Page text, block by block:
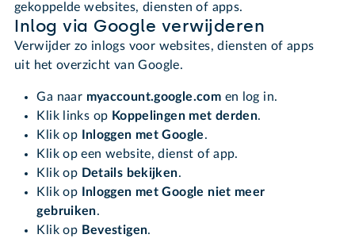
gekoppelde websites, diensten of apps.
Inlog via Google verwijderen
Verwijder zo inlogs voor websites, diensten of apps
uit het overzicht van Google.
Ga naar myaccount.google.com en log in.
Klik links op Koppelingen met derden.
Klik op
Inloggen met Google.
Klik op een website, dienst of app.
Klik op Details bekijken.
Klik op
Inloggen met Google niet meer
gebruiken.
Klik op Bevestigen.